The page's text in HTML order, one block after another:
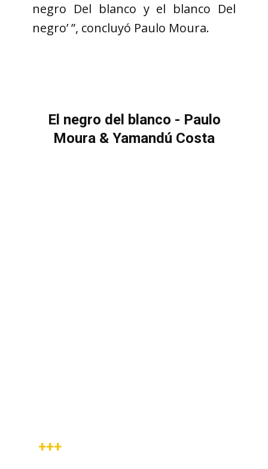
negro Del blanco y el blanco Del
negro’ ”, concluyó Paulo Moura.
El negro del blanco - Paulo
Moura & Yamandú Costa
+++